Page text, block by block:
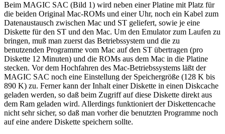
Beim MAGIC SAC (Bild 1) wird neben einer Platine mit Platz für
die beiden Original Mac-ROMs und einer Uhr, noch ein Kabel zum
Datenaustausch zwischen Mac und ST geliefert, sowie je eine
Diskette für den ST und den Mac. Um den Emulator zum Laufen zu
bringen, muß man zuerst das Betriebssystem und die zu
benutzenden Programme vom Mac auf den ST übertragen (pro
Diskette 12 Minuten) und die ROMs aus dem Mac in die Platine
stecken. Vor dem Hochfahren des Mac-Betriebssystems läßt der
MAGIC SAC noch eine Einstellung der Speichergröße (128 K bis
890 K) zu. Ferner kann der Inhalt einer Diskette in einen Diskcache
geladen werden, so daß beim Zugriff auf diese Diskette direkt aus
dem Ram geladen wird. Allerdings funktioniert der Diskettencache
nicht sehr sicher, so daß man vorher die benutzten Programme noch
auf eine andere Diskette speichern sollte.